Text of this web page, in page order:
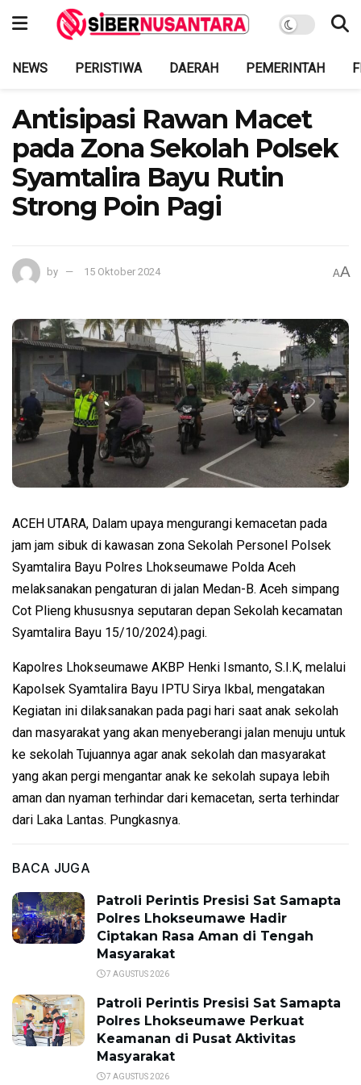
NEWS PERISTIWA DAERAH PEMERINTAH
Antisipasi Rawan Macet
pada Zona Sekolah Polsek
Syamtalira Bayu Rutin
Strong Poin Pagi
by 15 Oktober 2024 AA
ACEH UTARA, Dalam upaya mengurangi kemacetan pada
jam jam sibuk di kawasan zona Sekolah Personel Polsek
Syamtalira Bayu Polres Lhokseumawe Polda Aceh
melaksanakan pengaturan di jalan Medan-B. Aceh simpang
Cot Plieng khususnya seputaran depan Sekolah kecamatan
Syamtalira Bayu 15/10/2024).pagi.
Kapolres Lhokseumawe AKBP Henki Ismanto, S.I.K, melalui
Kapolsek Syamtalira Bayu IPTU Sirya Ikbal, mengatakan
Kegiatan ini dilaksanakan pada pagi hari saat anak sekolah
dan masyarakat yang akan menyeberangi jalan menuju untuk
ke sekolah Tujuannya agar anak sekolah dan masyarakat
yang akan pergi mengantar anak ke sekolah supaya lebih
aman dan nyaman terhindar dari kemacetan, serta terhindar
dari Laka Lantas. Pungkasnya.
BACA JUGA
Patroli Perintis Presisi Sat Samapta
Polres Lhokseumawe Hadir
Ciptakan Rasa Aman di Tengah
Masyarakat
7 AGUSTUS 2026
Patroli Perintis Presisi Sat Samapta
Polres Lhokseumawe Perkuat
Keamanan di Pusat Aktivitas
Masyarakat
7 AGUSTUS 2026